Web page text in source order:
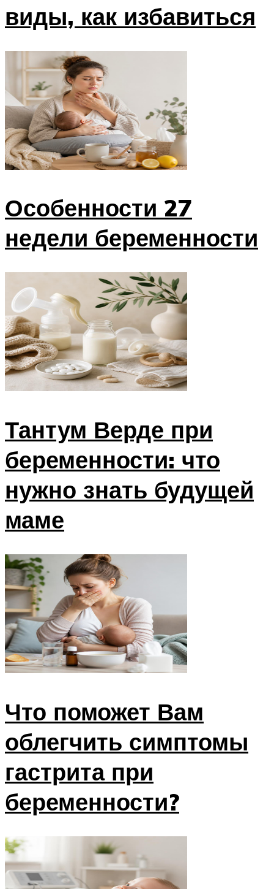
виды, как избавиться
Особенности 27
недели беременности
Тантум Верде при
беременности: что
нужно знать будущей
маме
Что поможет Вам
облегчить симптомы
гастрита при
беременности?